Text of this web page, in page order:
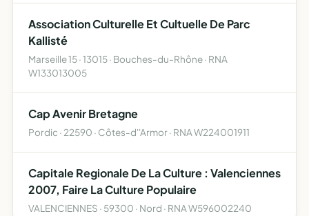
Association Culturelle Et Cultuelle De Parc
Kallisté
Marseille 15 · 13015 · Bouches-du-Rhône · RNA
W133013005
Cap Avenir Bretagne
Pordic · 22590 · Côtes-d''Armor · RNA W224001911
Capitale Regionale De La Culture : Valenciennes
2007, Faire La Culture Populaire
VALENCIENNES · 59300 · Nord · RNA W596002240